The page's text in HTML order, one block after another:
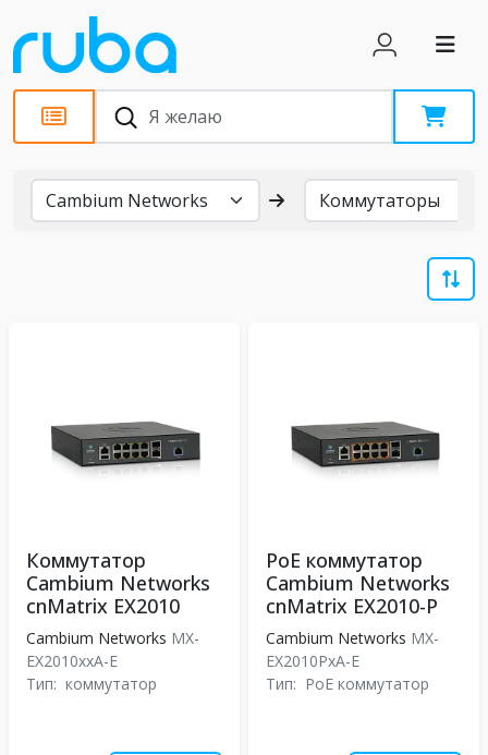
Бренды
Коммутатор
Cambium Networks
cnMatrix EX2010
Cambium Networks MX-
EX2010xxA-E
Тип: коммутатор
PoE коммутатор
Cambium Networks
cnMatrix EX2010-P
Cambium Networks MX-
EX2010PxA-E
Тип: PoE коммутатор